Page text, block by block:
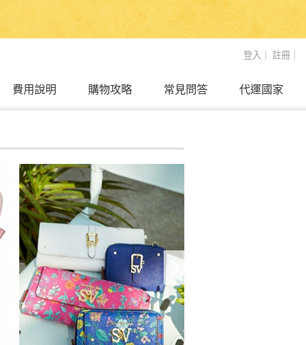
登入 註冊
代運國家
常見問答
購物攻略
費用說明